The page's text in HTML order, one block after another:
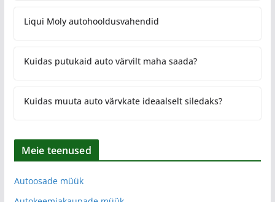
Liqui Moly autohooldusvahendid
Kuidas putukaid auto värvilt maha saada?
Kuidas muuta auto värvkate ideaalselt siledaks?
Meie teenused
Autoosade müük